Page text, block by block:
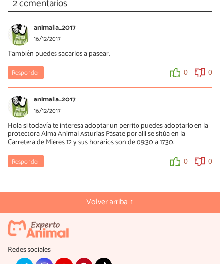
2 comentarios
animalia_2017
16/12/2017
También puedes sacarlos a pasear.
Responder 0 0
animalia_2017
16/12/2017
Hola si todavía te interesa adoptar un perrito puedes adoptarlo en la
protectora Alma Animal Asturias Pásate por allí se sitúa en la
Carretera de Mieres 12 y sus horarios son de 09:30 a 17:30.
Responder 0 0
Volver arriba ↑
Redes sociales